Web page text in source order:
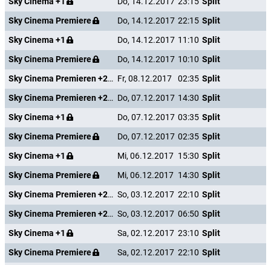
Sky Cinema Premiere
Do, 14.12.2017 22:15 Split
Sky Cinema +1
Do, 14.12.2017 11:10 Split
Sky Cinema Premiere
Do, 14.12.2017 10:10 Split
Sky Cinema Premieren +24 Fr, 08.12.2017 02:35 Split
Sky Cinema Premieren +24 Do, 07.12.2017 14:30 Split
Sky Cinema +1
Do, 07.12.2017 03:35 Split
Sky Cinema Premiere
Do, 07.12.2017 02:35 Split
Sky Cinema +1
Mi, 06.12.2017 15:30 Split
Sky Cinema Premiere
Mi, 06.12.2017 14:30 Split
Sky Cinema Premieren +24 So, 03.12.2017 22:10 Split
Sky Cinema Premieren +24 So, 03.12.2017 06:50 Split
Sky Cinema +1
Sa, 02.12.2017 23:10 Split
Sky Cinema Premiere
Sa, 02.12.2017 22:10 Split